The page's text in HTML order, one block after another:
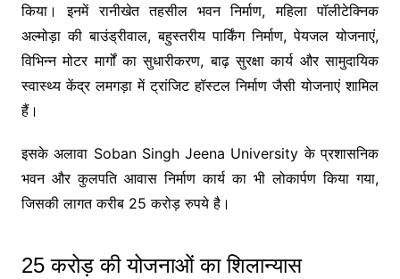
किया। इनमें रानीखेत तहसील भवन निर्माण, महिला पॉलीटेक्निक
अल्मोड़ा की बाउंड्रीवाल, बहुस्तरीय पार्किंग निर्माण, पेयजल योजनाएं,
विभिन्न मोटर मार्गों का सुधारीकरण, बाढ़ सुरक्षा कार्य और सामुदायिक
स्वास्थ्य केंद्र लमगड़ा में ट्रांजिट हॉस्टल निर्माण जैसी योजनाएं शामिल
हैं।
इसके अलावा Soban Singh Jeena University के प्रशासनिक
भवन और कुलपति आवास निर्माण कार्य का भी लोकार्पण किया गया,
जिसकी लागत करीब 25 करोड़ रुपये है।
25 करोड़ की योजनाओं का शिलान्यास